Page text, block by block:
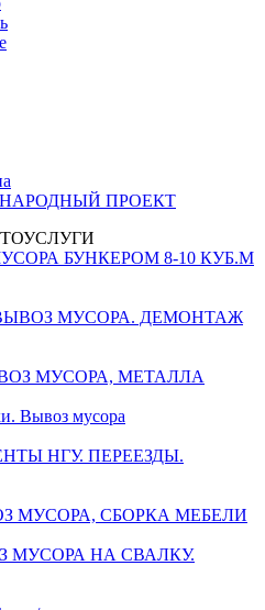
ПРОЕКТ
БУНКЕРОМ 8-10 КУБ.М
МУСОРА. ДЕМОНТАЖ
МУСОРА, МЕТАЛЛА
Вывоз мусора
НГУ. ПЕРЕЕЗДЫ.
МУСОРА, СБОРКА МЕБЕЛИ
МУСОРА НА СВАЛКУ.